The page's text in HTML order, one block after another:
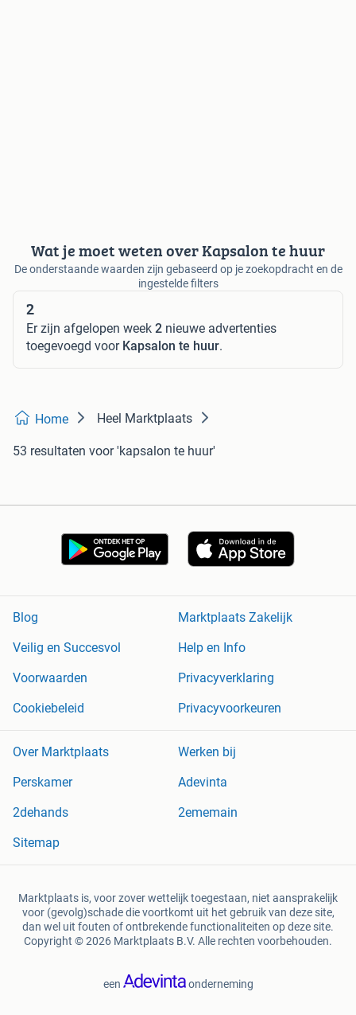
Wat je moet weten over Kapsalon te huur
De onderstaande waarden zijn gebaseerd op je zoekopdracht en de
ingestelde filters
2
Er zijn afgelopen week 2 nieuwe advertenties
toegevoegd voor Kapsalon te huur.
Home Heel Marktplaats
53 resultaten voor 'kapsalon te huur'
Blog
Marktplaats Zakelijk
Veilig en Succesvol
Help en Info
Voorwaarden
Privacyverklaring
Cookiebeleid
Privacyvoorkeuren
Over Marktplaats
Werken bij
Perskamer
Adevinta
2dehands
2ememain
Sitemap
Marktplaats is, voor zover wettelijk toegestaan, niet aansprakelijk
voor (gevolg)schade die voortkomt uit het gebruik van deze site,
dan wel uit fouten of ontbrekende functionaliteiten op deze site.
Copyright © 2026 Marktplaats B.V. Alle rechten voorbehouden.
een onderneming